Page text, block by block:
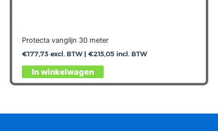
Protecta vanglijn 30 meter
€177,73excl. BTW | €215,05incl. BTW
In winkelwagen